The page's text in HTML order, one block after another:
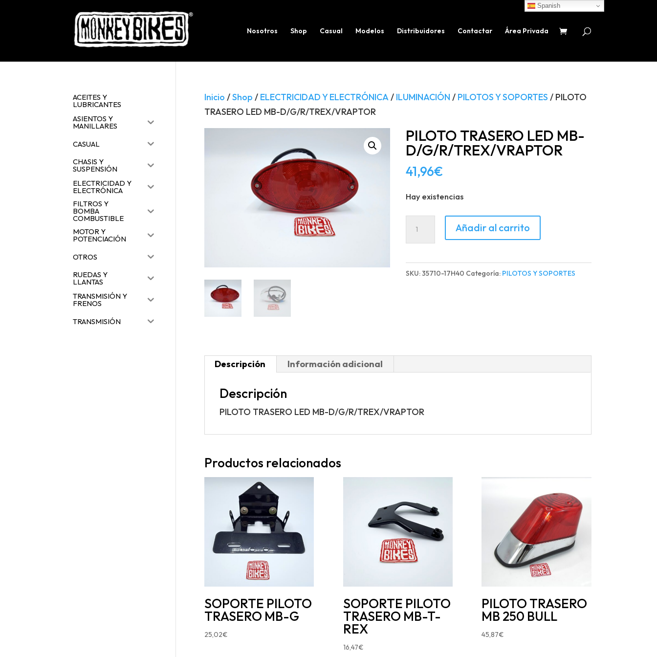
Nosotros Shop Casual Modelos Distribuidores Contactar Área Privada
productos
Inicio /Shop / ELECTRICIDAD Y ELECTRÓNICA/ ILUMINACIÓN / PILOTOS Y SOPORTES / PILOTO
TRASERO LED MB-D/G/R/TREX/VRAPTOR
PILOTO TRASERO LED MB-
D/G/R/TREX/VRAPTOR
41,96€
Hay existencias
MB-
D/G/R/TREX/VRAPTOR
Añadir al carrito
SKU:35710-17H40 Categoría: PILOTOS Y SOPORTES
Descripción Información adicional
Descripción
PILOTO TRASERO LED MB-D/G/R/TREX/VRAPTOR
Productos relacionados
SOPORTE PILOTO
TRASERO MB-G
25,02€
SOPORTE PILOTO
TRASERO MB-T-
REX
16,47€
PILOTO TRASERO
MB 250 BULL
45,87€
ACEITES Y
LUBRICANTES
ASIENTOS Y
MANILLARES
CASUAL
CHASIS Y
SUSPENSIÓN
ELECTRICIDAD Y
ELECTRÓNICA
FILTROS Y
BOMBA
COMBUSTIBLE
MOTOR Y
POTENCIACIÓN
OTROS
RUEDAS Y
LLANTAS
TRANSMISIÓN Y
FRENOS
TRANSMISIÓN
Spanish